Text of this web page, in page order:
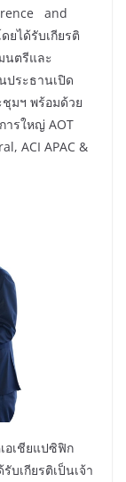
and
ยได้รับเกียรติ
นตรีและ
ประธานเปิด
มฯ พร้อมด้วย
ารใหญ่ AOT
ACI APAC &
อเชียแปซิฟิก
บเกียรติเป็นเจ้า